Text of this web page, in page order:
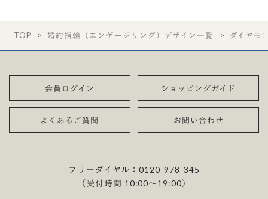
TOP 婚約指輪（エンゲージリング）デザイン一覧 ダイヤモ
会員ログイン ショッピングガイド
よくあるご質問 お問い合わせ
フリーダイヤル：0120-978-345
（受付時間 10:00〜19:00）